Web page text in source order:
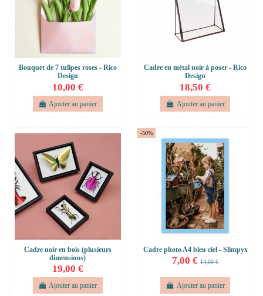
Bouquet de 7 tulipes roses - Rico
Design
10,00 €
Ajouter au panier
Cadre en métal noir à poser - Rico
Design
18,50 €
Ajouter au panier
Cadre noir en bois (plusieurs
dimensions)
19,00 €
Ajouter au panier
-50%
Cadre photo A4 bleu ciel - Slimpyx
7,00 €14,00 €
Ajouter au panier